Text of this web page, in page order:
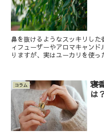
鼻を抜けるようなスッキリし
ィフューザーやアロマキャン
りますが、実はユーカリを使
コラム
寝
は